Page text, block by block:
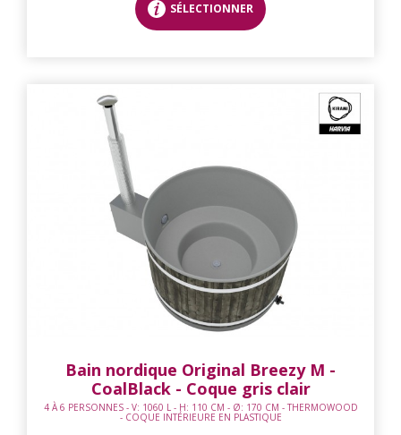
SÉLECTIONNER
Bain nordique Original Breezy M -
CoalBlack - Coque gris clair
4 À 6 PERSONNES - V: 1060 L - H: 110 CM - Ø: 170 CM - THERMOWOOD
- COQUE INTÉRIEURE EN PLASTIQUE